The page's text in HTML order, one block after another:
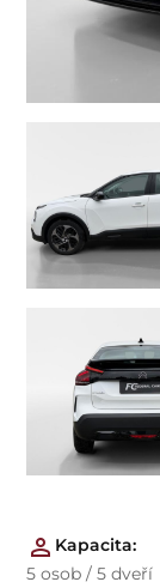
Kapacita:
5 osob / 5 dveří